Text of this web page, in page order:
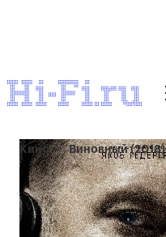
Кино Виновный (2018)